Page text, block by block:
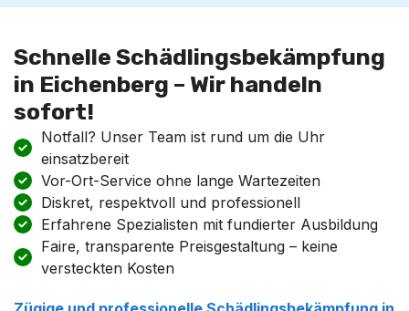
Schnelle Schädlingsbekämpfung
in Eichenberg – Wir handeln
sofort!
Notfall? Unser Team ist rund um die Uhr
einsatzbereit
Vor-Ort-Service ohne lange Wartezeiten
Diskret, respektvoll und professionell
Erfahrene Spezialisten mit fundierter Ausbildung
Faire, transparente Preisgestaltung – keine
versteckten Kosten